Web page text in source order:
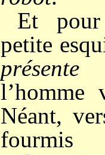
Et
petite
présente
l’homme
Néant,
fourmis